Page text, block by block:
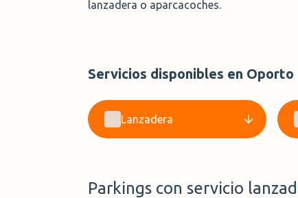
lanzadera o aparcacoches.
Servicios disponibles en Oporto
Lanzadera
Parkings con servicio